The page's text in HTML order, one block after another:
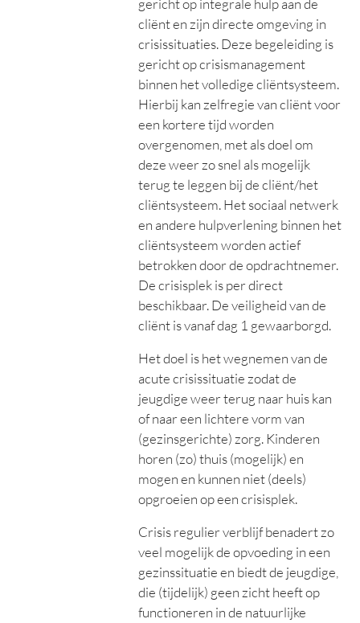
gericht op integrale hulp aan de
cliënt en zijn directe omgeving in
crisissituaties. Deze begeleiding is
gericht op crisismanagement
binnen het volledige cliëntsysteem.
Hierbij kan zelfregie van cliënt voor
een kortere tijd worden
overgenomen, met als doel om
deze weer zo snel als mogelijk
terug te leggen bij de cliënt/het
cliëntsysteem. Het sociaal netwerk
en andere hulpverlening binnen het
cliëntsysteem worden actief
betrokken door de opdrachtnemer.
De crisisplek is per direct
beschikbaar. De veiligheid van de
cliënt is vanaf dag 1 gewaarborgd.
Het doel is het wegnemen van de
acute crisissituatie zodat de
jeugdige weer terug naar huis kan
of naar een lichtere vorm van
(gezinsgerichte) zorg. Kinderen
horen (zo) thuis (mogelijk) en
mogen en kunnen niet (deels)
opgroeien op een crisisplek.
Crisis regulier verblijf benadert zo
veel mogelijk de opvoeding in een
gezinssituatie en biedt de jeugdige,
die (tijdelijk) geen zicht heeft op
functioneren in de natuurlijke